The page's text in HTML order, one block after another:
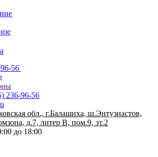
56
236-96-56
обл., г.Балашиха, ш.Энтузиастов,
д.7, литер В, пом.9, эт.2
до 18:00